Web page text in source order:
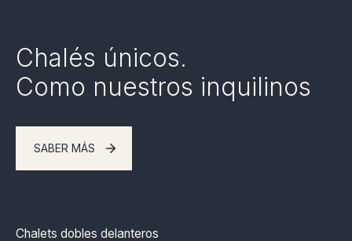
Chalés únicos.
Como nuestros inquilinos
SABER MÁS
Chalets dobles delanteros